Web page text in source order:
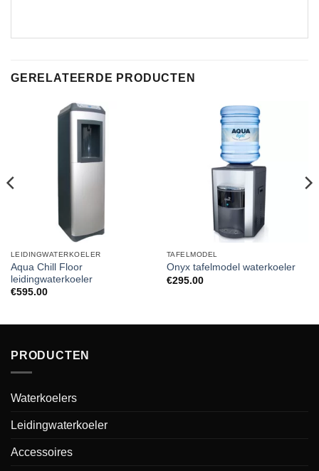
GERELATEERDE PRODUCTEN
LEIDINGWATERKOELER
Aqua Chill Floor
leidingwaterkoeler
€595.00
TAFELMODEL
Onyx tafelmodel waterkoeler
€295.00
PRODUCTEN
Waterkoelers
Leidingwaterkoeler
Accessoires